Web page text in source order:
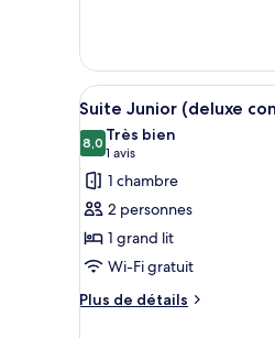
(matrimonial)
le
type
de
chambre
Chambre
Double
(matrimonial)
Afficher
toutes
les
photos
pour
ce
type
de
chambre :
9
Suite Junior (deluxe
8,08,0 sur 10
Très bien
1 avis
(1 avis)
1 chambre
2 personnes
1 grand lit
Wi-Fi gratuit
Plus de détails
Plus